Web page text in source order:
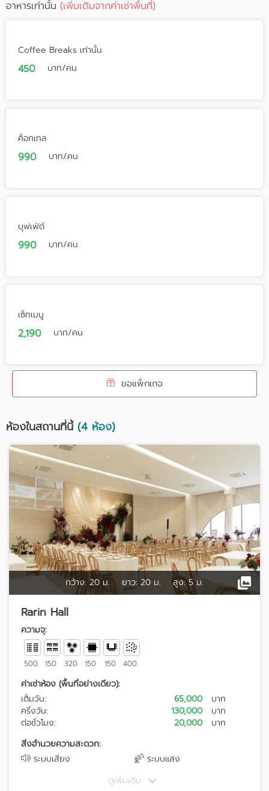
อาหารเท่านั้น (เพิ่มเติมจากค่าเช่าพื้นที่)
Coffee Breaks เท่านั้น
450 บาท/คน
ค็อกเทล
990 บาท/คน
บุฟเฟ่ต์
990 บาท/คน
เซ็ทเมนู
2,190 บาท/คน
ขอแพ็กเกจ
ห้องในสถานที่นี้(4 ห้อง)
กว้าง: 20 ม. ยาว: 20 ม. สูง: 5 ม.
Rarin Hall
ความจุ:
500 150 320 150 150 400
ค่าเช่าห้อง (พื้นที่อย่างเดียว):
เต็มวัน:
65,000
บาท
ครึ่งวัน:
130,000
บาท
ต่อชั่วโมง:
20,000
บาท
สิ่งอำนวยความสะดวก:
ระบบเสียง
ระบบแสง
ดูเพิ่มเติม